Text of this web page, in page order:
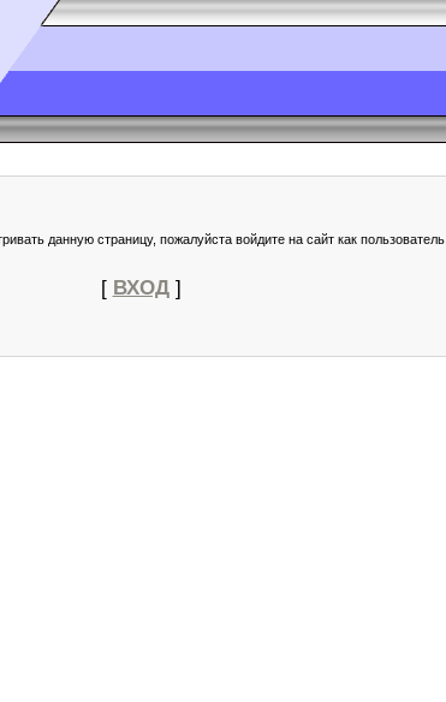
данную страницу, пожалуйста войдите на сайт как пользователь.
[ ВХОД]